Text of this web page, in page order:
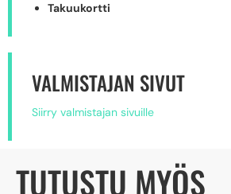
Takuukortti
VALMISTAJAN SIVUT
Siirry valmistajan sivuille
TUTUSTU MYÖS